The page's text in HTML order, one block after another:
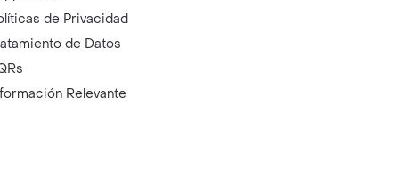
de Privacidad
de Datos
Relevante